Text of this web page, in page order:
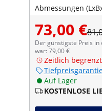
Abmessungen
73,00 €
Der günstigste Preis in
war: 79,00 €
Zeitlich
Auf Lager
KOSTENLOSE